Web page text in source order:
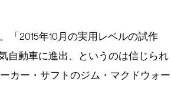
「2015年10月の実用レベルの試作
自動車に進出、というのは信じられ
カー・サフトのジム・マクドウォー